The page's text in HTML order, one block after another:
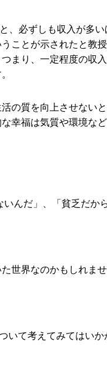
、必ずしも収入が多
ことが示されたと教
まり、一定程度の収
活の質を向上させない
幸福は気質や環境な
んだ」、「貧乏だか
世界なのかもしれませ
いて考えてみてはいか